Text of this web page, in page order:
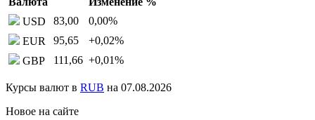
USD
83,00 0,00%
EUR
95,65 +0,02%
GBP
111,66 +0,01%
Курсы валют в RUB на 07.08.2026
Новое на сайте